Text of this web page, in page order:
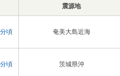
震源地
頃 奄美大島近海
頃 茨城県沖